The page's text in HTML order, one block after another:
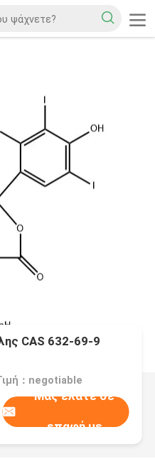
CAS 632-69-9
：negotiable
Μας ελάτε σε
επαφή με